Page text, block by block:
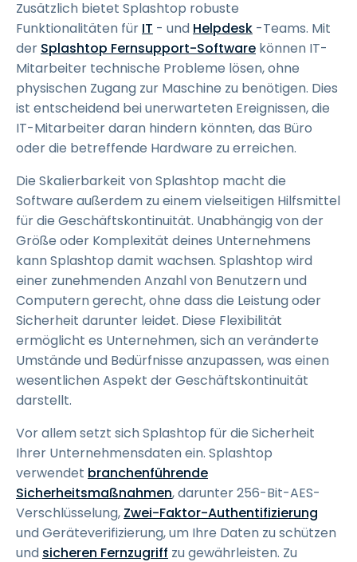
Zusätzlich bietet Splashtop robuste
Funktionalitäten für IT - und Helpdesk -Teams. Mit
der Splashtop Fernsupport-Software können IT-
Mitarbeiter technische Probleme lösen, ohne
physischen Zugang zur Maschine zu benötigen. Dies
ist entscheidend bei unerwarteten Ereignissen, die
IT-Mitarbeiter daran hindern könnten, das Büro
oder die betreffende Hardware zu erreichen.
Die Skalierbarkeit von Splashtop macht die
Software außerdem zu einem vielseitigen Hilfsmittel
für die Geschäftskontinuität. Unabhängig von der
Größe oder Komplexität deines Unternehmens
kann Splashtop damit wachsen. Splashtop wird
einer zunehmenden Anzahl von Benutzern und
Computern gerecht, ohne dass die Leistung oder
Sicherheit darunter leidet. Diese Flexibilität
ermöglicht es Unternehmen, sich an veränderte
Umstände und Bedürfnisse anzupassen, was einen
wesentlichen Aspekt der Geschäftskontinuität
darstellt.
Vor allem setzt sich Splashtop für die Sicherheit
Ihrer Unternehmensdaten ein. Splashtop
verwendet branchenführende
Sicherheitsmaßnahmen, darunter 256-Bit-AES-
Verschlüsselung, Zwei-Faktor-Authentifizierung
und Geräteverifizierung, um Ihre Daten zu schützen
und sicheren Fernzugriff zu gewährleisten. Zu